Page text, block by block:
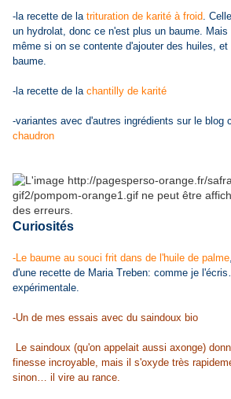
-la recette de latrituration de karité à froid.
un hydrolat, donc ce n'est plus un baume.
même si on se contente d'ajouter des huiles,
baume.
-la recette de la chantilly de karité
-variantes avec d'autres ingrédients sur le blog
chaudron
Curiosités
-Le baume au souci frit dans de l'huile de palme
d'une recette de Maria Treben: comme je
expérimentale.
-Un de mes essais avec du saindoux bio
Le saindoux (qu'on appelait aussi axonge)
finesse incroyable, mais il s'oxyde très
sinon… il vire au rance.